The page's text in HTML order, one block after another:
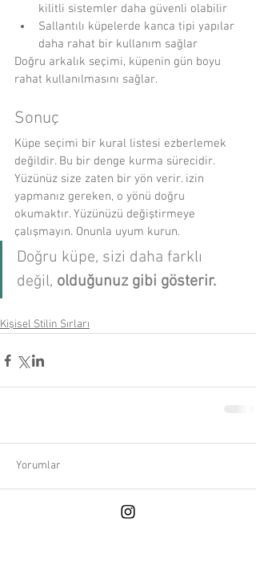
kilitli sistemler daha güvenli olabilir
Sallantılı küpelerde kanca tipi yapılar
daha rahat bir kullanım sağlar
Doğru arkalık seçimi, küpenin gün boyu
rahat kullanılmasını sağlar.
Sonuç
Küpe seçimi bir kural listesi ezberlemek
değildir. Bu bir denge kurma sürecidir.
Yüzünüz size zaten bir yön verir. izin
yapmanız gereken, o yönü doğru
okumaktır. Yüzünüzü değiştirmeye
çalışmayın. Onunla uyum kurun.
Doğru küpe, sizi daha farklı
değil, olduğunuz gibi gösterir.
Kişisel Stilin Sırları
Yorumlar